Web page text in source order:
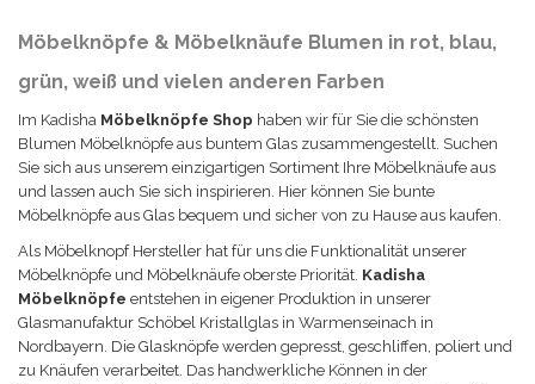
Möbelknöpfe & Möbelknäufe Blumen in rot, blau,
grün, weiß und vielen anderen Farben
Im Kadisha Möbelknöpfe Shop haben wir für Sie die schönsten
Blumen Möbelknöpfe aus buntem Glas zusammengestellt. Suchen
Sie sich aus unserem einzigartigen Sortiment Ihre Möbelknäufe aus
und lassen auch Sie sich inspirieren. Hier können Sie bunte
Möbelknöpfe aus Glas bequem und sicher von zu Hause aus kaufen.
Als Möbelknopf Hersteller hat für uns die Funktionalität unserer
Möbelknöpfe und Möbelknäufe oberste Priorität. Kadisha
Möbelknöpfe entstehen in eigener Produktion in unserer
Glasmanufaktur Schöbel Kristallglas in Warmenseinach in
Nordbayern. Die Glasknöpfe werden gepresst, geschliffen, poliert und
zu Knäufen verarbeitet. Das handwerkliche Können in der